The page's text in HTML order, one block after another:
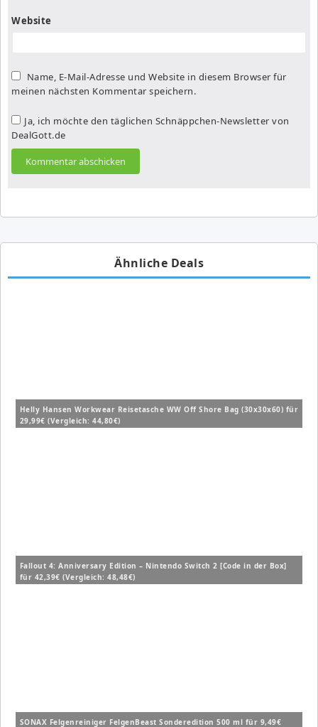
Website
Name, E-Mail-Adresse und Website in diesem Browser für
meinen nächsten Kommentar speichern.
Ja, ich möchte den täglichen Schnäppchen-Newsletter von
DealGott.de
Ähnliche Deals
Helly Hansen Workwear Reisetasche WW Off Shore Bag (30x30x60) für
29,99€ (Vergleich: 44,80€)
Fallout 4: Anniversary Edition – Nintendo Switch 2 [Code in der Box]
für 42,39€ (Vergleich: 48,48€)
SONAX Felgenreiniger FelgenBeast Sonderedition 500 ml für 9,49€